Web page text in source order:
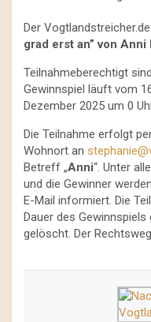
Der
grad erst an” von Anni
Teilnahmeberechtigt
Gewinnspiel läuft vom
Dezember 2025 um 0
Die Teilnahme erfolgt
Wohnort an
Betreff „Anni“. Unter
und die Gewinner
E-Mail informiert. Die
Dauer des
gelöscht. Der